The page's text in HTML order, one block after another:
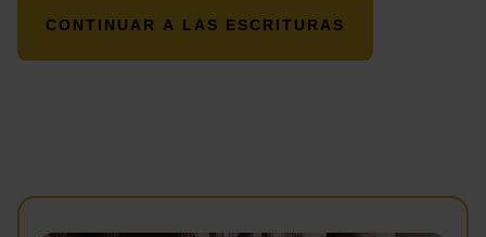
CONTINUAR A LAS ESCRITURAS